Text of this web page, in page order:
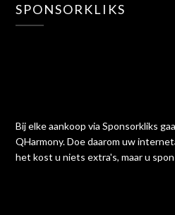
SPONSORKLIKS
Bij elke aankoop via Sponsorkliks
QHarmony. Doe daarom uw
het kost u niets extra's, maar u